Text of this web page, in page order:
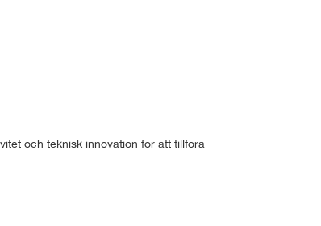
och teknisk innovation för att tillföra